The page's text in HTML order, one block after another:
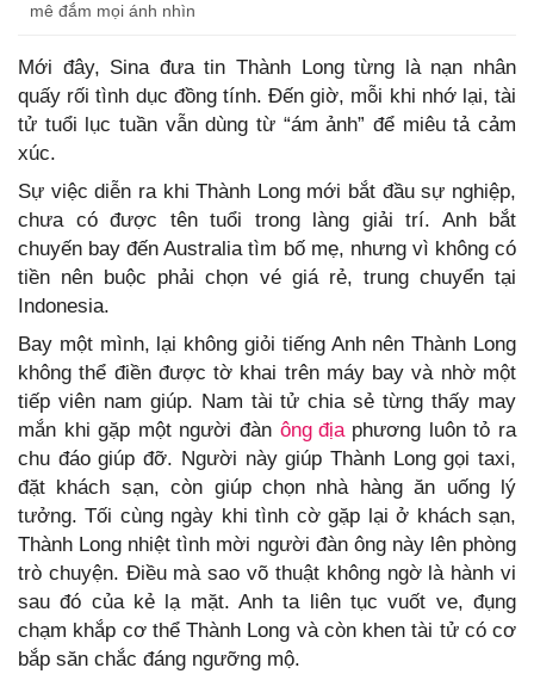
mê đắm mọi ánh nhìn
Mới đây, Sina đưa tin Thành Long từng là nạn nhân
quấy rối tình dục đồng tính. Đến giờ, mỗi khi nhớ lại, tài
tử tuổi lục tuần vẫn dùng từ “ám ảnh” để miêu tả cảm
xúc.
Sự việc diễn ra khi Thành Long mới bắt đầu sự nghiệp,
chưa có được tên tuổi trong làng giải trí. Anh bắt
chuyến bay đến Australia tìm bố mẹ, nhưng vì không có
tiền nên buộc phải chọn vé giá rẻ, trung chuyển tại
Indonesia.
Bay một mình, lại không giỏi tiếng Anh nên Thành Long
không thể điền được tờ khai trên máy bay và nhờ một
tiếp viên nam giúp. Nam tài tử chia sẻ từng thấy may
mắn khi gặp một người đàn ông địaphương luôn tỏ ra
chu đáo giúp đỡ. Người này giúp Thành Long gọi taxi,
đặt khách sạn, còn giúp chọn nhà hàng ăn uống lý
tưởng. Tối cùng ngày khi tình cờ gặp lại ở khách sạn,
Thành Long nhiệt tình mời người đàn ông này lên phòng
trò chuyện. Điều mà sao võ thuật không ngờ là hành vi
sau đó của kẻ lạ mặt. Anh ta liên tục vuốt ve, đụng
chạm khắp cơ thể Thành Long và còn khen tài tử có cơ
bắp săn chắc đáng ngưỡng mộ.